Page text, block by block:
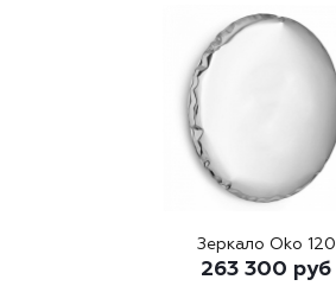
Зеркало Oko 120
263 300 руб